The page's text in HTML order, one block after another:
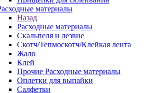
материалы
Назад
Расходные материалы
Скальпеля и лезвие
Скотч/Тепмоскотч/Клейкая лента
Жало
Клей
Прочие Расходные материалы
Оплетки для выпайки
Салфетки